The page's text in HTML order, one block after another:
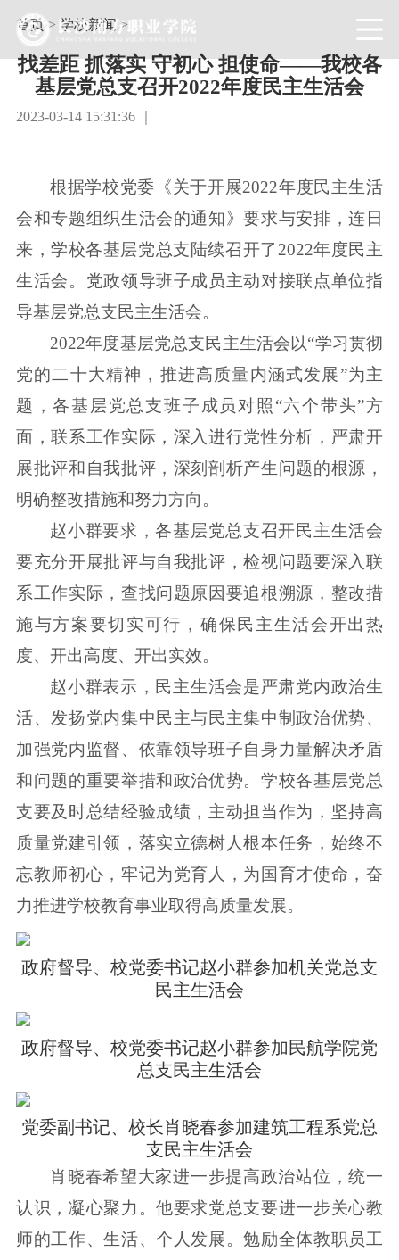
首页 > 学校新闻>
找差距 抓落实 守初心 担使命——我校各
基层党总支召开2022年度民主生活会
2023-03-14 15:31:36 ｜
根据学校党委《关于开展2022年度民主生活
会和专题组织生活会的通知》要求与安排，连日
来，学校各基层党总支陆续召开了2022年度民主
生活会。党政领导班子成员主动对接联点单位指
导基层党总支民主生活会。
2022年度基层党总支民主生活会以“学习贯彻
党的二十大精神，推进高质量内涵式发展”为主
题，各基层党总支班子成员对照“六个带头”方
面，联系工作实际，深入进行党性分析，严肃开
展批评和自我批评，深刻剖析产生问题的根源，
明确整改措施和努力方向。
赵小群要求，各基层党总支召开民主生活会
要充分开展批评与自我批评，检视问题要深入联
系工作实际，查找问题原因要追根溯源，整改措
施与方案要切实可行，确保民主生活会开出热
度、开出高度、开出实效。
赵小群表示，民主生活会是严肃党内政治生
活、发扬党内集中民主与民主集中制政治优势、
加强党内监督、依靠领导班子自身力量解决矛盾
和问题的重要举措和政治优势。学校各基层党总
支要及时总结经验成绩，主动担当作为，坚持高
质量党建引领，落实立德树人根本任务，始终不
忘教师初心，牢记为党育人，为国育才使命，奋
力推进学校教育事业取得高质量发展。
政府督导、校党委书记赵小群参加机关党总支
民主生活会
政府督导、校党委书记赵小群参加民航学院党
总支民主生活会
党委副书记、校长肖晓春参加建筑工程系党总
支民主生活会
肖晓春希望大家进一步提高政治站位，统一
认识，凝心聚力。他要求党总支要进一步关心教
师的工作、生活、个人发展。勉励全体教职员工